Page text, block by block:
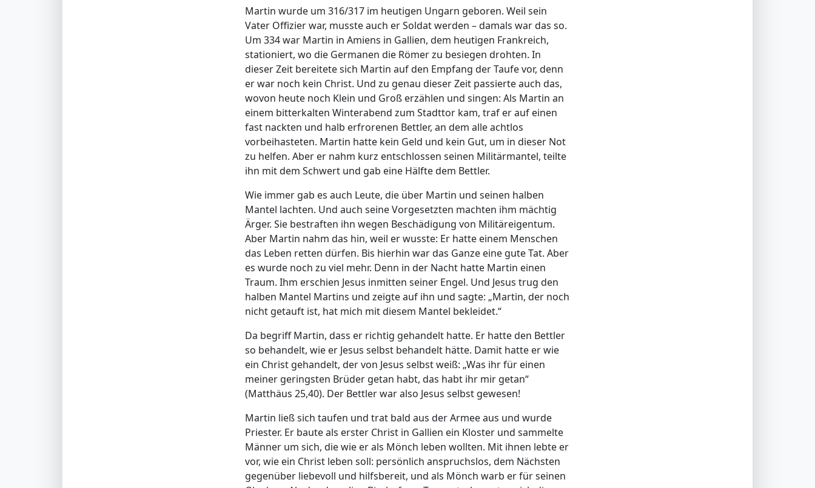
Martin wurde um 316/317 im heutigen Ungarn geboren. Weil sein
Vater Offizier war, musste auch er Soldat werden – damals war das so.
Um 334 war Martin in Amiens in Gallien, dem heutigen Frankreich,
stationiert, wo die Germanen die Römer zu besiegen drohten. In
dieser Zeit bereitete sich Martin auf den Empfang der Taufe vor, denn
er war noch kein Christ. Und zu genau dieser Zeit passierte auch das,
wovon heute noch Klein und Groß erzählen und singen: Als Martin an
einem bitterkalten Winterabend zum Stadttor kam, traf er auf einen
fast nackten und halb erfrorenen Bettler, an dem alle achtlos
vorbeihasteten. Martin hatte kein Geld und kein Gut, um in dieser Not
zu helfen. Aber er nahm kurz entschlossen seinen Militärmantel, teilte
ihn mit dem Schwert und gab eine Hälfte dem Bettler.
Wie immer gab es auch Leute, die über Martin und seinen halben
Mantel lachten. Und auch seine Vorgesetzten machten ihm mächtig
Ärger. Sie bestraften ihn wegen Beschädigung von Militäreigentum.
Aber Martin nahm das hin, weil er wusste: Er hatte einem Menschen
das Leben retten dürfen. Bis hierhin war das Ganze eine gute Tat. Aber
es wurde noch zu viel mehr. Denn in der Nacht hatte Martin einen
Traum. Ihm erschien Jesus inmitten seiner Engel. Und Jesus trug den
halben Mantel Martins und zeigte auf ihn und sagte: „Martin, der noch
nicht getauft ist, hat mich mit diesem Mantel bekleidet.“
Da begriff Martin, dass er richtig gehandelt hatte. Er hatte den Bettler
so behandelt, wie er Jesus selbst behandelt hätte. Damit hatte er wie
ein Christ gehandelt, der von Jesus selbst weiß: „Was ihr für einen
meiner geringsten Brüder getan habt, das habt ihr mir getan“
(Matthäus 25,40). Der Bettler war also Jesus selbst gewesen!
Martin ließ sich taufen und trat bald aus der Armee aus und wurde
Priester. Er baute als erster Christ in Gallien ein Kloster und sammelte
Männer um sich, die wie er als Mönch leben wollten. Mit ihnen lebte er
vor, wie ein Christ leben soll: persönlich anspruchslos, dem Nächsten
gegenüber liebevoll und hilfsbereit, und als Mönch warb er für seinen